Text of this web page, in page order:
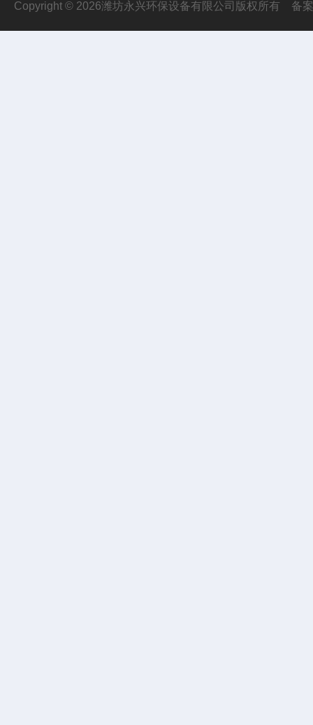
Copyright © 2026潍坊永兴环保设备有限公司版权所有 备